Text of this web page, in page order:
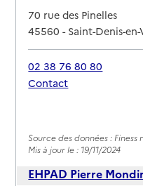
Adresse
70 rue des Pinelles
45560-Saint-Denis-en-
02 38 76 80 80
Contact
Source des données : Finess
Mis à jour le : 19/11/2024
EHPAD Pierre